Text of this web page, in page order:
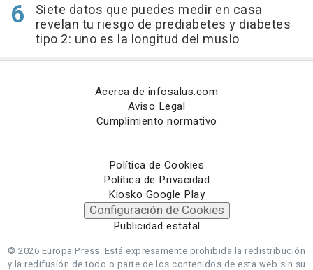
Siete datos que puedes medir en casa
revelan tu riesgo de prediabetes y diabetes
tipo 2: uno es la longitud del muslo
Acerca de infosalus.com
Aviso Legal
Cumplimiento normativo
Política de Cookies
Política de Privacidad
Kiosko Google Play
Configuración de Cookies
Publicidad estatal
© 2026 Europa Press. Está expresamente prohibida la redistribución
y la redifusión de todo o parte de los contenidos de esta web sin su